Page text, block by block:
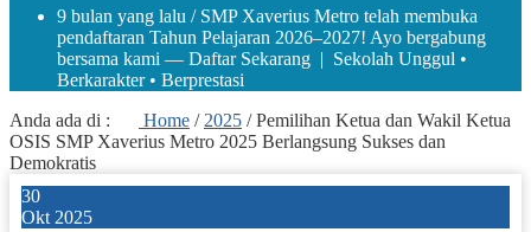
9 bulan yang lalu / SMP Xaverius Metro telah membuka
pendaftaran Tahun Pelajaran 2026–2027! Ayo bergabung
bersama kami — Daftar Sekarang | Sekolah Unggul •
Berkarakter • Berprestasi
Anda ada di :
Home / 2025 /Pemilihan Ketua dan Wakil Ketua
OSIS SMP Xaverius Metro 2025 Berlangsung Sukses dan
Demokratis
30
Okt 2025